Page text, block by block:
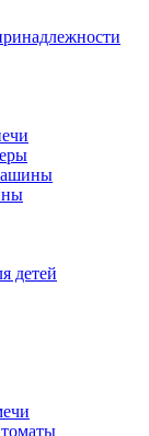
детей